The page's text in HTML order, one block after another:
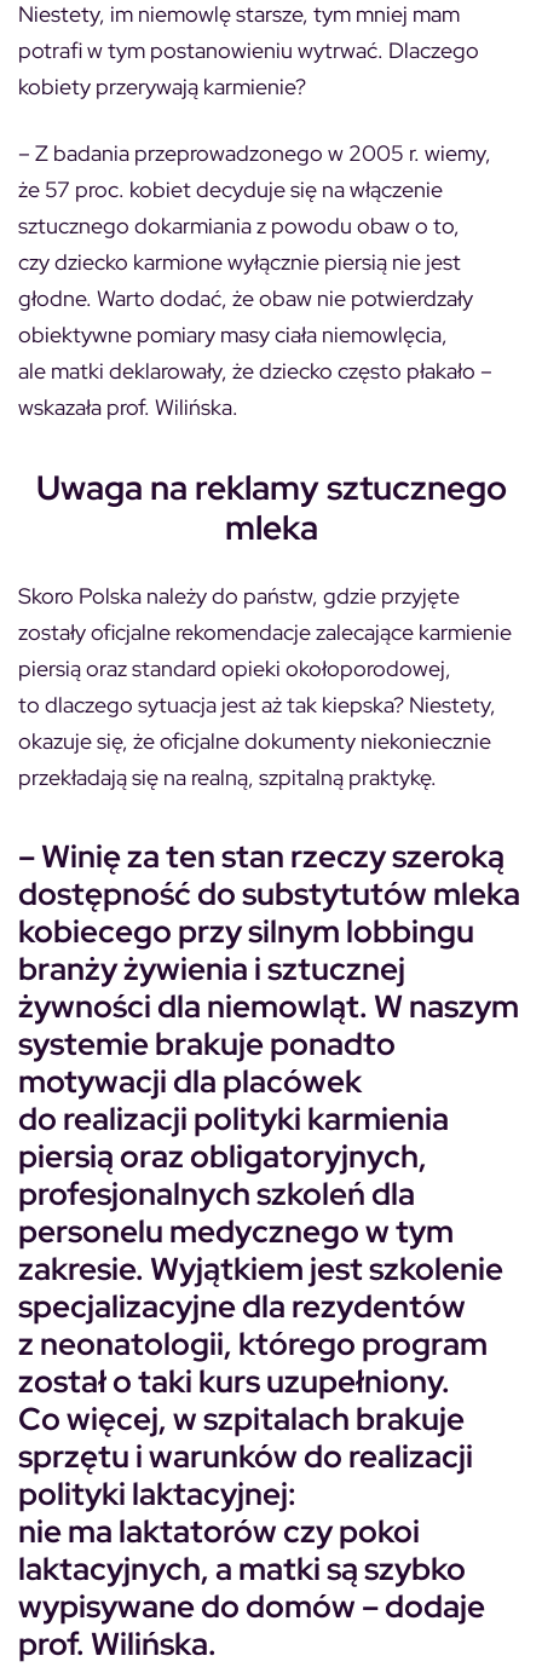
Niestety, im niemowlę starsze, tym mniej mam
potrafi w tym postanowieniu wytrwać. Dlaczego
kobiety przerywają karmienie?
– Z badania przeprowadzonego w 2005 r. wiemy,
że 57 proc. kobiet decyduje się na włączenie
sztucznego dokarmiania z powodu obaw o to,
czy dziecko karmione wyłącznie piersią nie jest
głodne. Warto dodać, że obaw nie potwierdzały
obiektywne pomiary masy ciała niemowlęcia,
ale matki deklarowały, że dziecko często płakało –
wskazała prof. Wilińska.
Uwaga na reklamy sztucznego
mleka
Skoro Polska należy do państw, gdzie przyjęte
zostały oficjalne rekomendacje zalecające karmienie
piersią oraz standard opieki okołoporodowej,
to dlaczego sytuacja jest aż tak kiepska? Niestety,
okazuje się, że oficjalne dokumenty niekoniecznie
przekładają się na realną, szpitalną praktykę.
– Winię za ten stan rzeczy szeroką
dostępność do substytutów mleka
kobiecego przy silnym lobbingu
branży żywienia i sztucznej
żywności dla niemowląt. W naszym
systemie brakuje ponadto
motywacji dla placówek
do realizacji polityki karmienia
piersią oraz obligatoryjnych,
profesjonalnych szkoleń dla
personelu medycznego w tym
zakresie. Wyjątkiem jest szkolenie
specjalizacyjne dla rezydentów
z neonatologii, którego program
został o taki kurs uzupełniony.
Co więcej, w szpitalach brakuje
sprzętu i warunków do realizacji
polityki laktacyjnej:
nie ma laktatorów czy pokoi
laktacyjnych, a matki są szybko
wypisywane do domów – dodaje
prof. Wilińska.